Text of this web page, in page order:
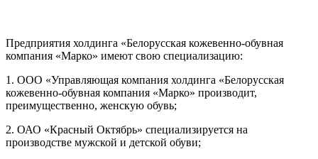
Предприятия холдинга «Белорусская кожевенно-обувная
компания «Марко» имеют свою специализацию:
1. ООО «Управляющая компания холдинга «Белорусская
кожевенно-обувная компания «Марко» производит,
преимущественно, женскую обувь;
2. ОАО «Красный Октябрь» специализируется на
производстве мужской и детской обуви;